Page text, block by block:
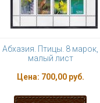
Абхазия. Птицы. 8 марок,
малый лист
Цена: 700,00 руб.